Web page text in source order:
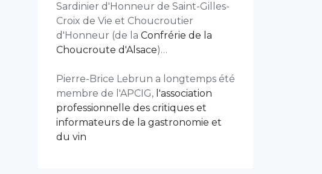
Sardinier d'Honneur de Saint-Gilles-
Croix de Vie et Choucroutier
d'Honneur (de la Confrérie de la
Choucroute d'Alsace)…
Pierre-Brice Lebrun a longtemps été
membre de l'APCIG, l'association
professionnelle des critiques et
informateurs de la gastronomie et
du vin